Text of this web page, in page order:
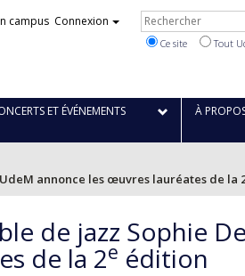
campus Connexion Rechercher
Ce site Tout
ET ÉVÉNEMENTS À
annonce les œuvres lauréates de la
de jazz Sophie
de la 2e édition